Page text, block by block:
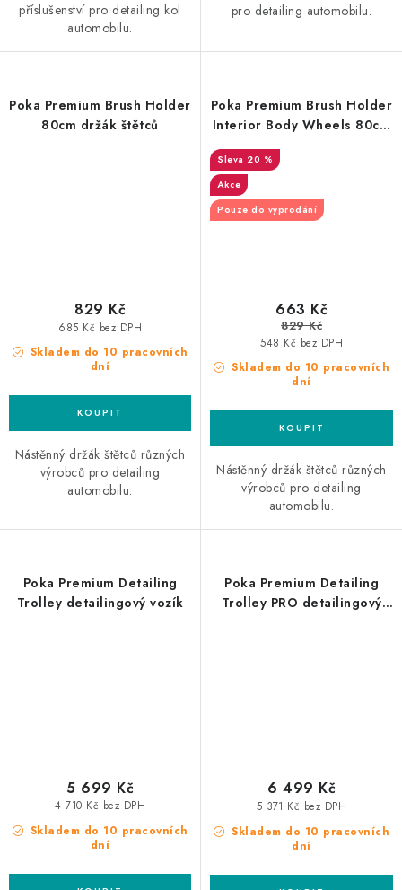
příslušenství pro detailing kol
automobilu.
pro detailing automobilu.
Poka Premium Brush Holder
80cm držák štětců
Skladem do 10 pracovních
dní
685 Kč bez DPH
829 Kč
Nástěnný držák štětců různých
výrobců pro detailing
automobilu.
Poka Premium Brush Holder
Interior Body Wheels 80cm
20 %
Akce
Pouze do vyprodání
Skladem do 10 pracovních
dní
548 Kč bez DPH
663 Kč
829 Kč
Nástěnný držák štětců různých
výrobců pro detailing
automobilu.
Poka Premium Detailing
Trolley detailingový vozík
Skladem do 10 pracovních
dní
4 710 Kč bez DPH
5 699 Kč
Poka Premium Detailing
Trolley PRO detailingový
Skladem do 10 pracovních
dní
5 371 Kč bez DPH
6 499 Kč